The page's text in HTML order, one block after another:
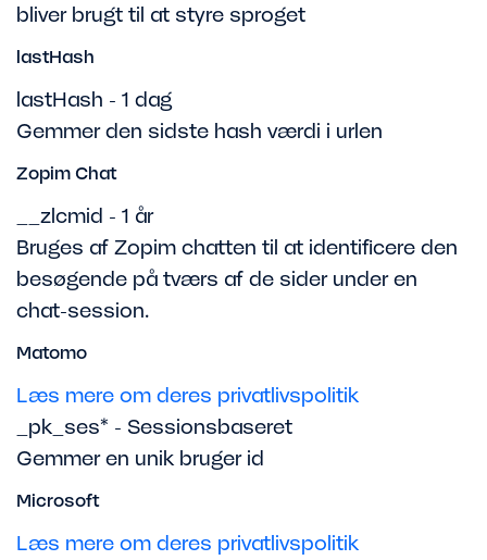
bliver brugt til at styre sproget
lastHash
lastHash - 1 dag
Gemmer den sidste hash værdi i urlen
Zopim Chat
__zlcmid - 1 år
Bruges af Zopim chatten til at identificere den
besøgende på tværs af de sider under en
chat-session.
Matomo
Læs mere om deres privatlivspolitik
_pk_ses* - Sessionsbaseret
Gemmer en unik bruger id
Microsoft
Læs mere om deres privatlivspolitik